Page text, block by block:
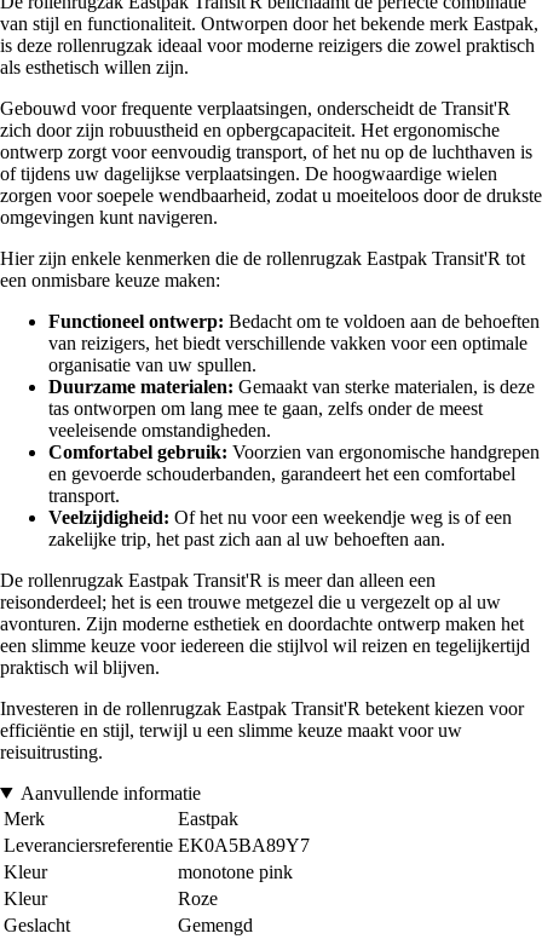
van stijl en functionaliteit. Ontworpen door het bekende merk Eastpak,
is deze rollenrugzak ideaal voor moderne reizigers die zowel praktisch
als esthetisch willen zijn.
Gebouwd voor frequente verplaatsingen, onderscheidt de Transit'R
zich door zijn robuustheid en opbergcapaciteit. Het ergonomische
ontwerp zorgt voor eenvoudig transport, of het nu op de luchthaven is
of tijdens uw dagelijkse verplaatsingen. De hoogwaardige wielen
zorgen voor soepele wendbaarheid, zodat u moeiteloos door de drukste
omgevingen kunt navigeren.
Hier zijn enkele kenmerken die de rollenrugzak Eastpak Transit'R tot
een onmisbare keuze maken:
Functioneel ontwerp: Bedacht om te voldoen aan de behoeften
van reizigers, het biedt verschillende vakken voor een optimale
organisatie van uw spullen.
Duurzame materialen: Gemaakt van sterke materialen, is deze
tas ontworpen om lang mee te gaan, zelfs onder de meest
veeleisende omstandigheden.
Comfortabel gebruik: Voorzien van ergonomische handgrepen
en gevoerde schouderbanden, garandeert het een comfortabel
transport.
Veelzijdigheid: Of het nu voor een weekendje weg is of een
zakelijke trip, het past zich aan al uw behoeften aan.
De rollenrugzak Eastpak Transit'R is meer dan alleen een
reisonderdeel; het is een trouwe metgezel die u vergezelt op al uw
avonturen. Zijn moderne esthetiek en doordachte ontwerp maken het
een slimme keuze voor iedereen die stijlvol wil reizen en tegelijkertijd
praktisch wil blijven.
Investeren in de rollenrugzak Eastpak Transit'R betekent kiezen voor
efficiëntie en stijl, terwijl u een slimme keuze maakt voor uw
reisuitrusting.
Aanvullende informatie
Merk
Eastpak
Leveranciersreferentie EK0A5BA89Y7
Kleur
monotone pink
Kleur
Roze
Geslacht
Gemengd